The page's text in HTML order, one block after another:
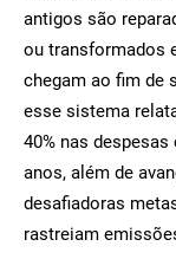
antigos são
ou transformados
chegam ao fim de
esse sistema
40% nas
anos, além de
desafiadoras
rastreiam